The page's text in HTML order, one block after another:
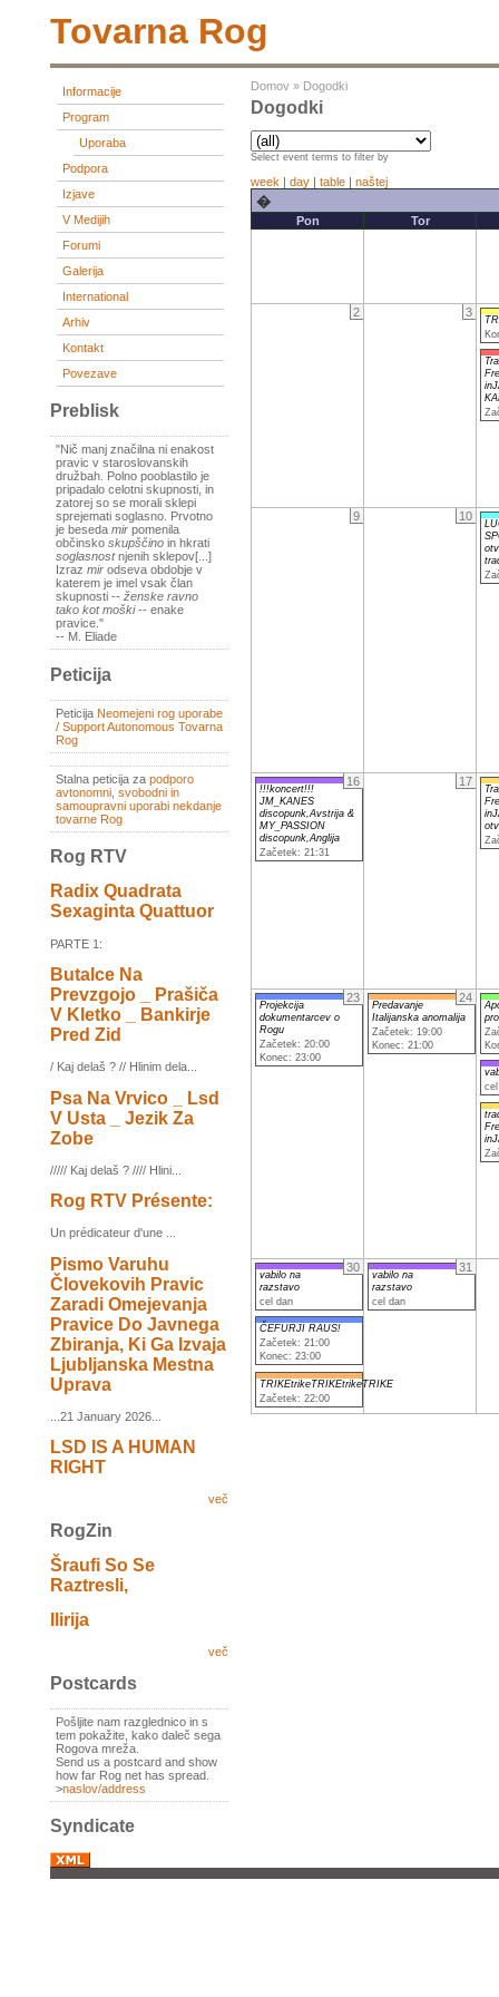
Tovarna Rog
Informacije
Program
Uporaba
Podpora
Izjave
V Medijih
Forumi
Galerija
International
Arhiv
Kontakt
Povezave
Preblisk
"Nič manj značilna ni enakost
pravic v staroslovanskih
družbah. Polno pooblastilo je
pripadalo celotni skupnosti, in
zatorej so se morali sklepi
sprejemati soglasno. Prvotno
je beseda mir pomenila
občinsko skupščino in hkrati
soglasnostnjenih sklepov[...]
Izraz mir odseva obdobje v
katerem je imel vsak član
skupnosti -- ženske ravno
tako kot moški-- enake
pravice."
-- M. Eliade
Peticija
Peticija Neomejeni rog uporabe
/ Support Autonomous Tovarna
Rog
Stalna peticija za podporo
avtonomni, svobodni in
samoupravni uporabi nekdanje
tovarne Rog
Rog RTV
Radix Quadrata
Sexaginta Quattuor
PARTE 1:
Butalce Na
Prevzgojo _ Prašiča
V Kletko _ Bankirje
Pred Zid
/ Kaj delaš ? // Hlinim dela...
Psa Na Vrvico _ Lsd
V Usta _ Jezik Za
Zobe
///// Kaj delaš ? //// Hlini...
Rog RTV Présente:
Un prédicateur d'une ...
Pismo Varuhu
Človekovih Pravic
Zaradi Omejevanja
Pravice Do Javnega
Zbiranja, Ki Ga Izvaja
Ljubljanska Mestna
Uprava
...21 January 2026...
LSD IS A HUMAN
RIGHT
več
RogZin
Šraufi So Se
Raztresli,
Ilirija
več
Postcards
Pošljite nam razglednico in s
tem pokažite, kako daleč sega
Rogova mreža.
Send us a postcard and show
how far Rog net has spread.
>naslov/address
Syndicate
Domov » Dogodki
Dogodki
Select event terms to filter by
week | day | table | naštej
�
Pon Tor
2 3
9 10
16
!!!koncert!!!
JM_KANES
discopunk,Avstrija &
MY_PASSION
discopunk,Anglija
Začetek: 21:31
17
23
Projekcija
dokumentarcev o
Rogu
Začetek: 20:00
Konec: 23:00
24
Predavanje
Italijanska anomalija
Začetek: 19:00
Konec: 21:00
30
vabilo na
razstavo
cel dan
ČEFURJI RAUS!
Začetek: 21:00
Konec: 23:00
TRIKEtrikeTRIKEtrikeTRIKE
Začetek: 22:00
31
vabilo na
razstavo
cel dan